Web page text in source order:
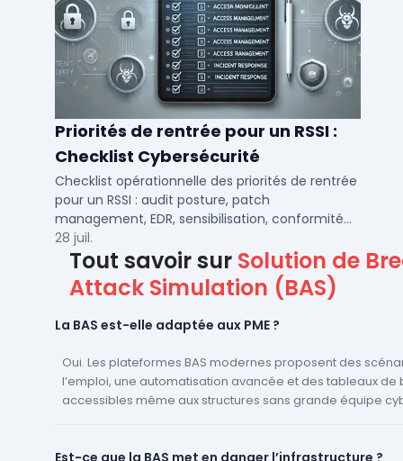
Priorités de rentrée pour un RSSI :
Checklist Cybersécurité
Checklist opérationnelle des priorités de rentrée
pour un RSSI : audit posture, patch
management, EDR, sensibilisation, conformité
NIS2 et plan de continuité.
28 juil.
Tout savoir sur Solution de
Attack Simulation (BAS)
La BAS est-elle adaptée aux PME ?
Oui. Les plateformes BAS modernes proposent des
l’emploi, une automatisation avancée et des tableaux de
accessibles même aux structures sans grande équipe
Est-ce que la BAS met en danger l’infrastructure ?